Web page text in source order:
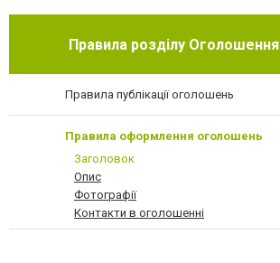
Правила розділу Оголошення
Правила публікації оголошень
Правила оформлення оголошень
Заголовок
Опис
Фотографії
Контакти в оголошенні